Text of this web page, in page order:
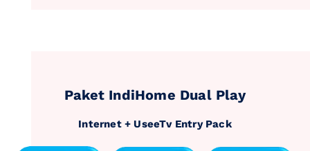
Paket IndiHome Dual Play
Internet + UseeTv Entry Pack